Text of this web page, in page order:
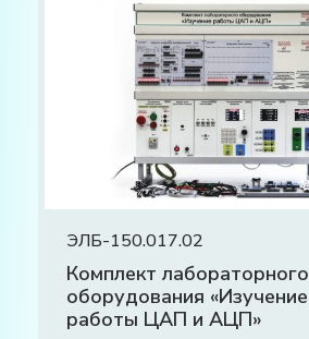
ЭЛБ-150.017.02
Комплект лабораторного
оборудования «Изучение
работы ЦАП и АЦП»